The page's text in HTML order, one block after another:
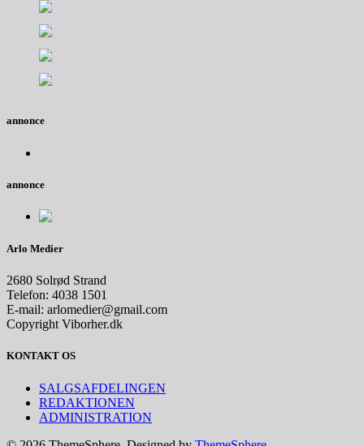
annonce
annonce
Arlo Medier
2680 Solrød Strand
Telefon: 4038 1501
E-mail: arlomedier@gmail.com
Copyright Viborher.dk
KONTAKT OS
SALGSAFDELINGEN
REDAKTIONEN
ADMINISTRATION